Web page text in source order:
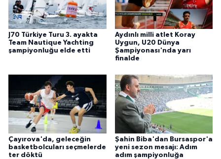
J70 Türkiye Turu 3. ayakta
Team Nautique Yachting
şampiyonluğu elde etti
Aydınlı milli atlet Koray
Uygun, U20 Dünya
Şampiyonası'nda yarı
finalde
Çayırova'da, geleceğin
basketbolcuları seçmelerde
ter döktü
Şahin Biba'dan Bursaspor'a
yeni sezon mesajı: Adım
adım şampiyonluğa